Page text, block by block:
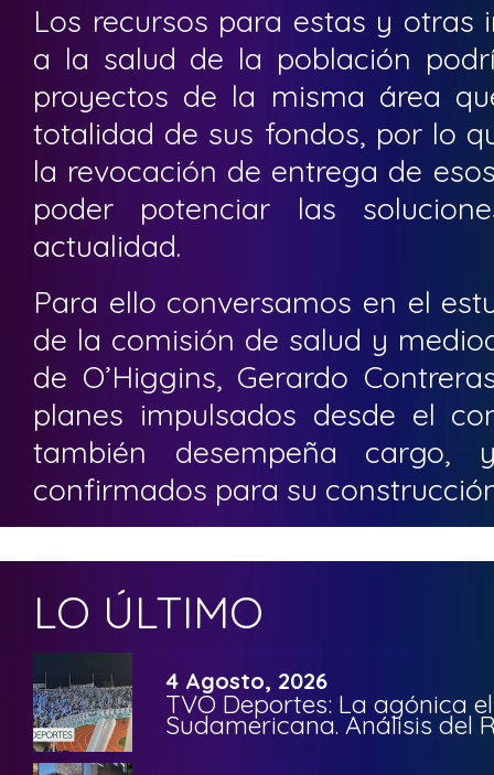
Los recursos para estas y otras
a la salud de la población
proyectos de la misma área
totalidad de sus fondos, por lo
la revocación de entrega de
poder potenciar las
actualidad.
Para ello conversamos en el
de la comisión de salud y
de O’Higgins, Gerardo
planes impulsados desde el
también desempeña
confirmados para su
LO ÚLTIMO
4 Agosto, 2026
TVO Deportes: La agónica
Sudamericana. Análisis del